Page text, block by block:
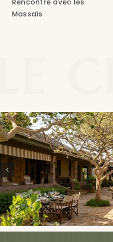
Rencontre avec les
Massaïs